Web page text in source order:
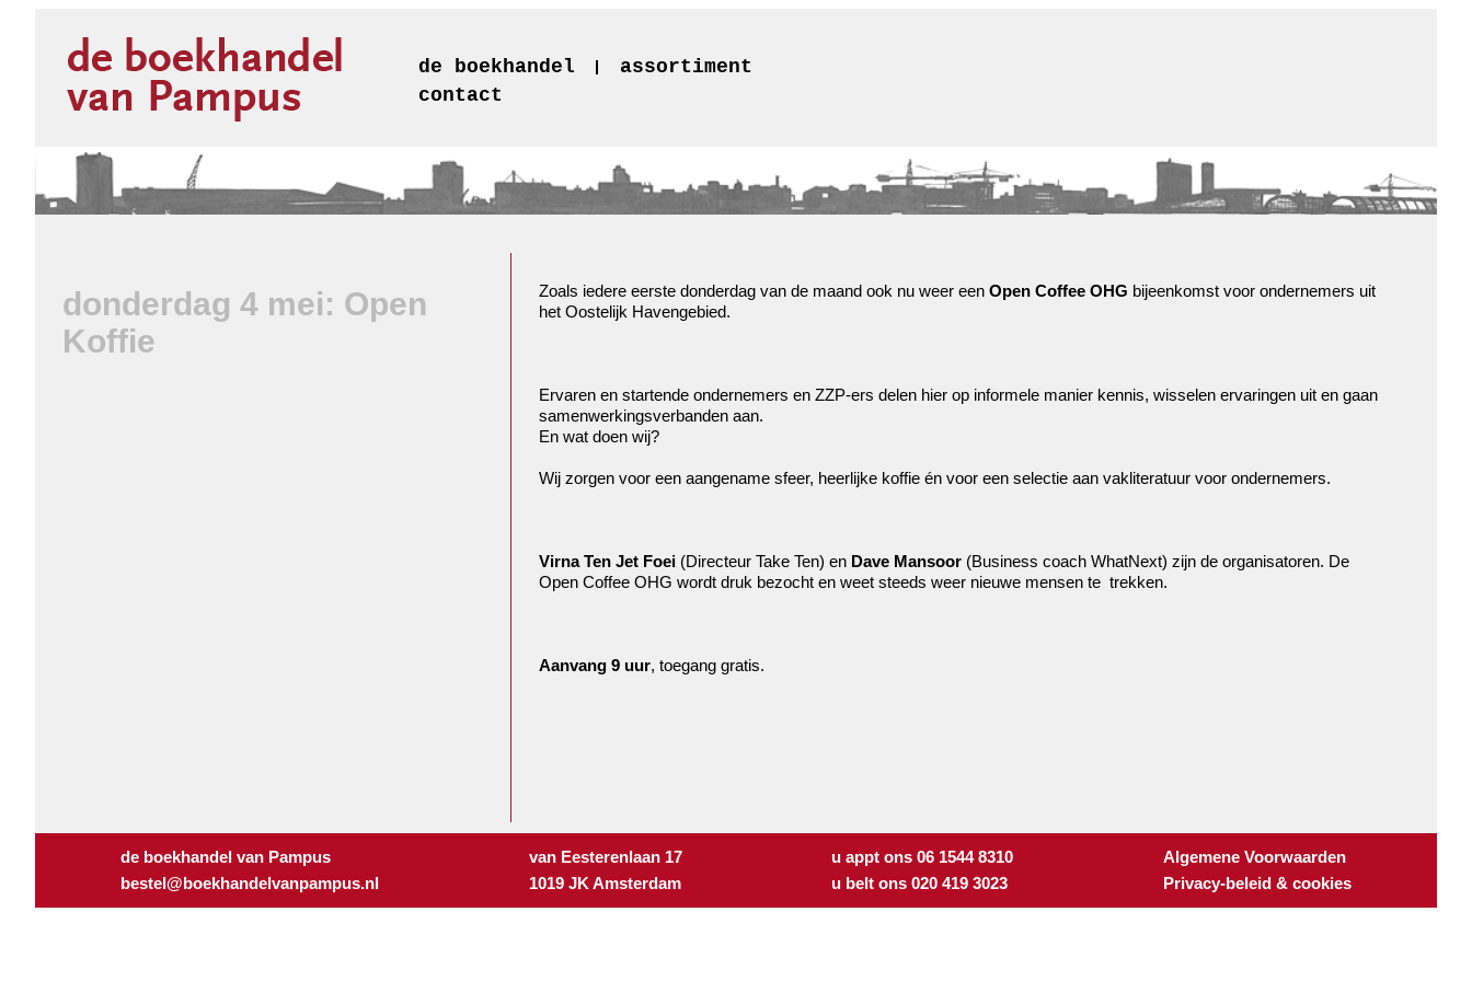
de boekhandel
assortiment
contact
contact
nieuwsbrief
donderdag 4 mei: Open
Koffie
Zoals iedere eerste donderdag van de maand ook nu weer een Open Coffee OHG bijeenkomst voor ondernemers uit
het Oostelijk Havengebied.
Ervaren en startende ondernemers en ZZP-ers delen hier op informele manier kennis, wisselen ervaringen uit en gaan
samenwerkingsverbanden aan.
En wat doen wij?
Wij zorgen voor een aangename sfeer, heerlijke koffie én voor een selectie aan vakliteratuur voor ondernemers.
Virna Ten Jet Foei (Directeur Take Ten) en Dave Mansoor (Business coach WhatNext) zijn de organisatoren. De
Open Coffee OHG wordt druk bezocht en weet steeds weer nieuwe mensen te trekken.
Aanvang 9 uur, toegang gratis.
de boekhandel van Pampus
bestel@boekhandelvanpampus.nl
van Eesterenlaan 17
1019 JK Amsterdam
u appt ons 06 1544 8310
u belt ons 020 419 3023
Algemene Voorwaarden
Privacy-beleid & cookies